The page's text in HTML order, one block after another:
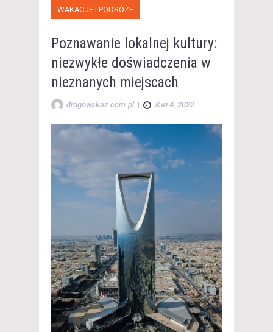
WAKACJE I PODRÓŻE
Poznawanie lokalnej kultury:
niezwykłe doświadczenia w
nieznanych miejscach
drogowskaz.com.pl | Kwi 4, 2022